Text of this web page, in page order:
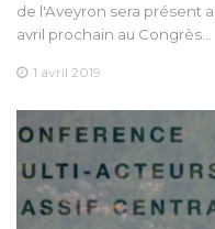
de l'Aveyron sera présent
avril prochain au Congrès…
1 avril 2019